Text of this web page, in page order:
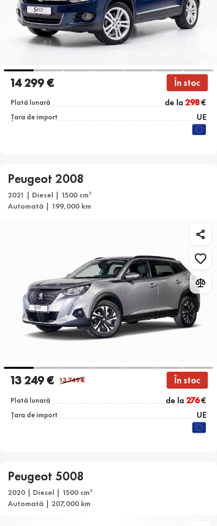
14 299 € În stoc
Plată lunară de la298€
Țara de import UE
Peugeot 2008
2021 | Diesel | 1500 cm3
Automată | 199,000 km
13 249 € 13 749€ În stoc
Plată lunară de la276€
Țara de import UE
Peugeot 5008
2020 | Diesel | 1500 cm3
Automată | 207,000 km